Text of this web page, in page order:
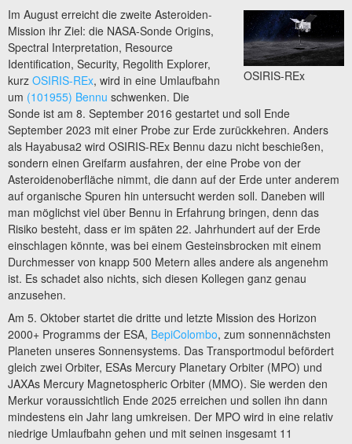
OSIRIS-REx
Im August erreicht die zweite Asteroiden-
Mission ihr Ziel: die NASA-Sonde Origins,
Spectral Interpretation, Resource
Identification, Security, Regolith Explorer,
kurz OSIRIS-REx, wird in eine Umlaufbahn
um (101955) Bennu schwenken. Die
Sonde ist am 8. September 2016 gestartet und soll Ende
September 2023 mit einer Probe zur Erde zurückkehren. Anders
als Hayabusa2 wird OSIRIS-REx Bennu dazu nicht beschießen,
sondern einen Greifarm ausfahren, der eine Probe von der
Asteroidenoberfläche nimmt, die dann auf der Erde unter anderem
auf organische Spuren hin untersucht werden soll. Daneben will
man möglichst viel über Bennu in Erfahrung bringen, denn das
Risiko besteht, dass er im späten 22. Jahrhundert auf der Erde
einschlagen könnte, was bei einem Gesteinsbrocken mit einem
Durchmesser von knapp 500 Metern alles andere als angenehm
ist. Es schadet also nichts, sich diesen Kollegen ganz genau
anzusehen.
Am 5. Oktober startet die dritte und letzte Mission des Horizon
2000+ Programms der ESA, BepiColombo, zum sonnennächsten
Planeten unseres Sonnensystems. Das Transportmodul befördert
gleich zwei Orbiter, ESAs Mercury Planetary Orbiter (MPO) und
JAXAs Mercury Magnetospheric Orbiter (MMO). Sie werden den
Merkur voraussichtlich Ende 2025 erreichen und sollen ihn dann
mindestens ein Jahr lang umkreisen. Der MPO wird in eine relativ
niedrige Umlaufbahn gehen und mit seinen insgesamt 11